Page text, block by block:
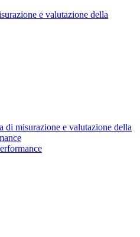
e valutazione della
di misurazione e valutazione della